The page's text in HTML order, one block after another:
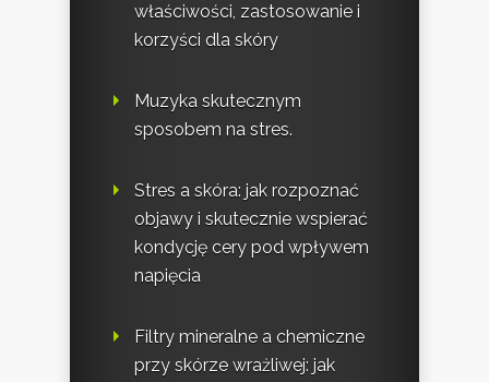
właściwości, zastosowanie i
korzyści dla skóry
Muzyka skutecznym
sposobem na stres.
Stres a skóra: jak rozpoznać
objawy i skutecznie wspierać
kondycję cery pod wpływem
napięcia
Filtry mineralne a chemiczne
przy skórze wrażliwej: jak